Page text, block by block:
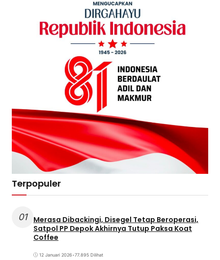
Terpopuler
01
Merasa Dibackingi, Disegel Tetap Beroperasi,
Satpol PP Depok Akhirnya Tutup Paksa Koat
Coffee
12 Januari 2026•77.895 Dilihat